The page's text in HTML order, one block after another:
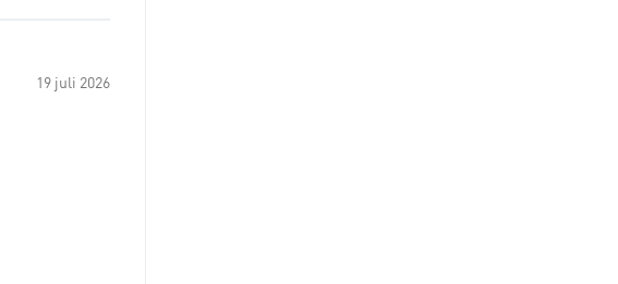
19 juli 2026